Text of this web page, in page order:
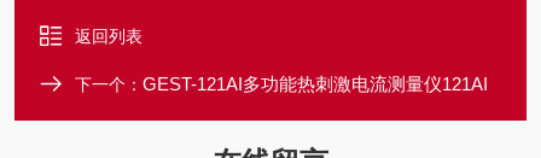
返回列表
下一个： GEST-121AI多功能热刺激电流测量仪121AI